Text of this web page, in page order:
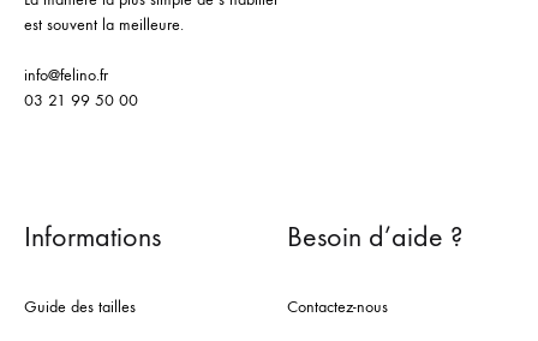
est souvent la meilleure.
info@felino.fr
03 21 99 50 00
Informations
Guide des tailles
Besoin d’aide ?
Contactez-nous